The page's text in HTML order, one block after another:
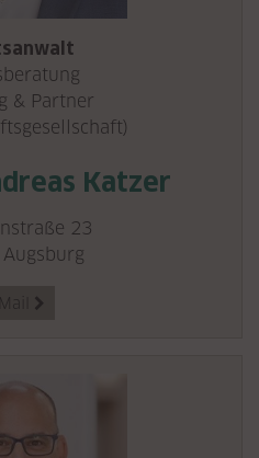
& Partner
Katzer
23
